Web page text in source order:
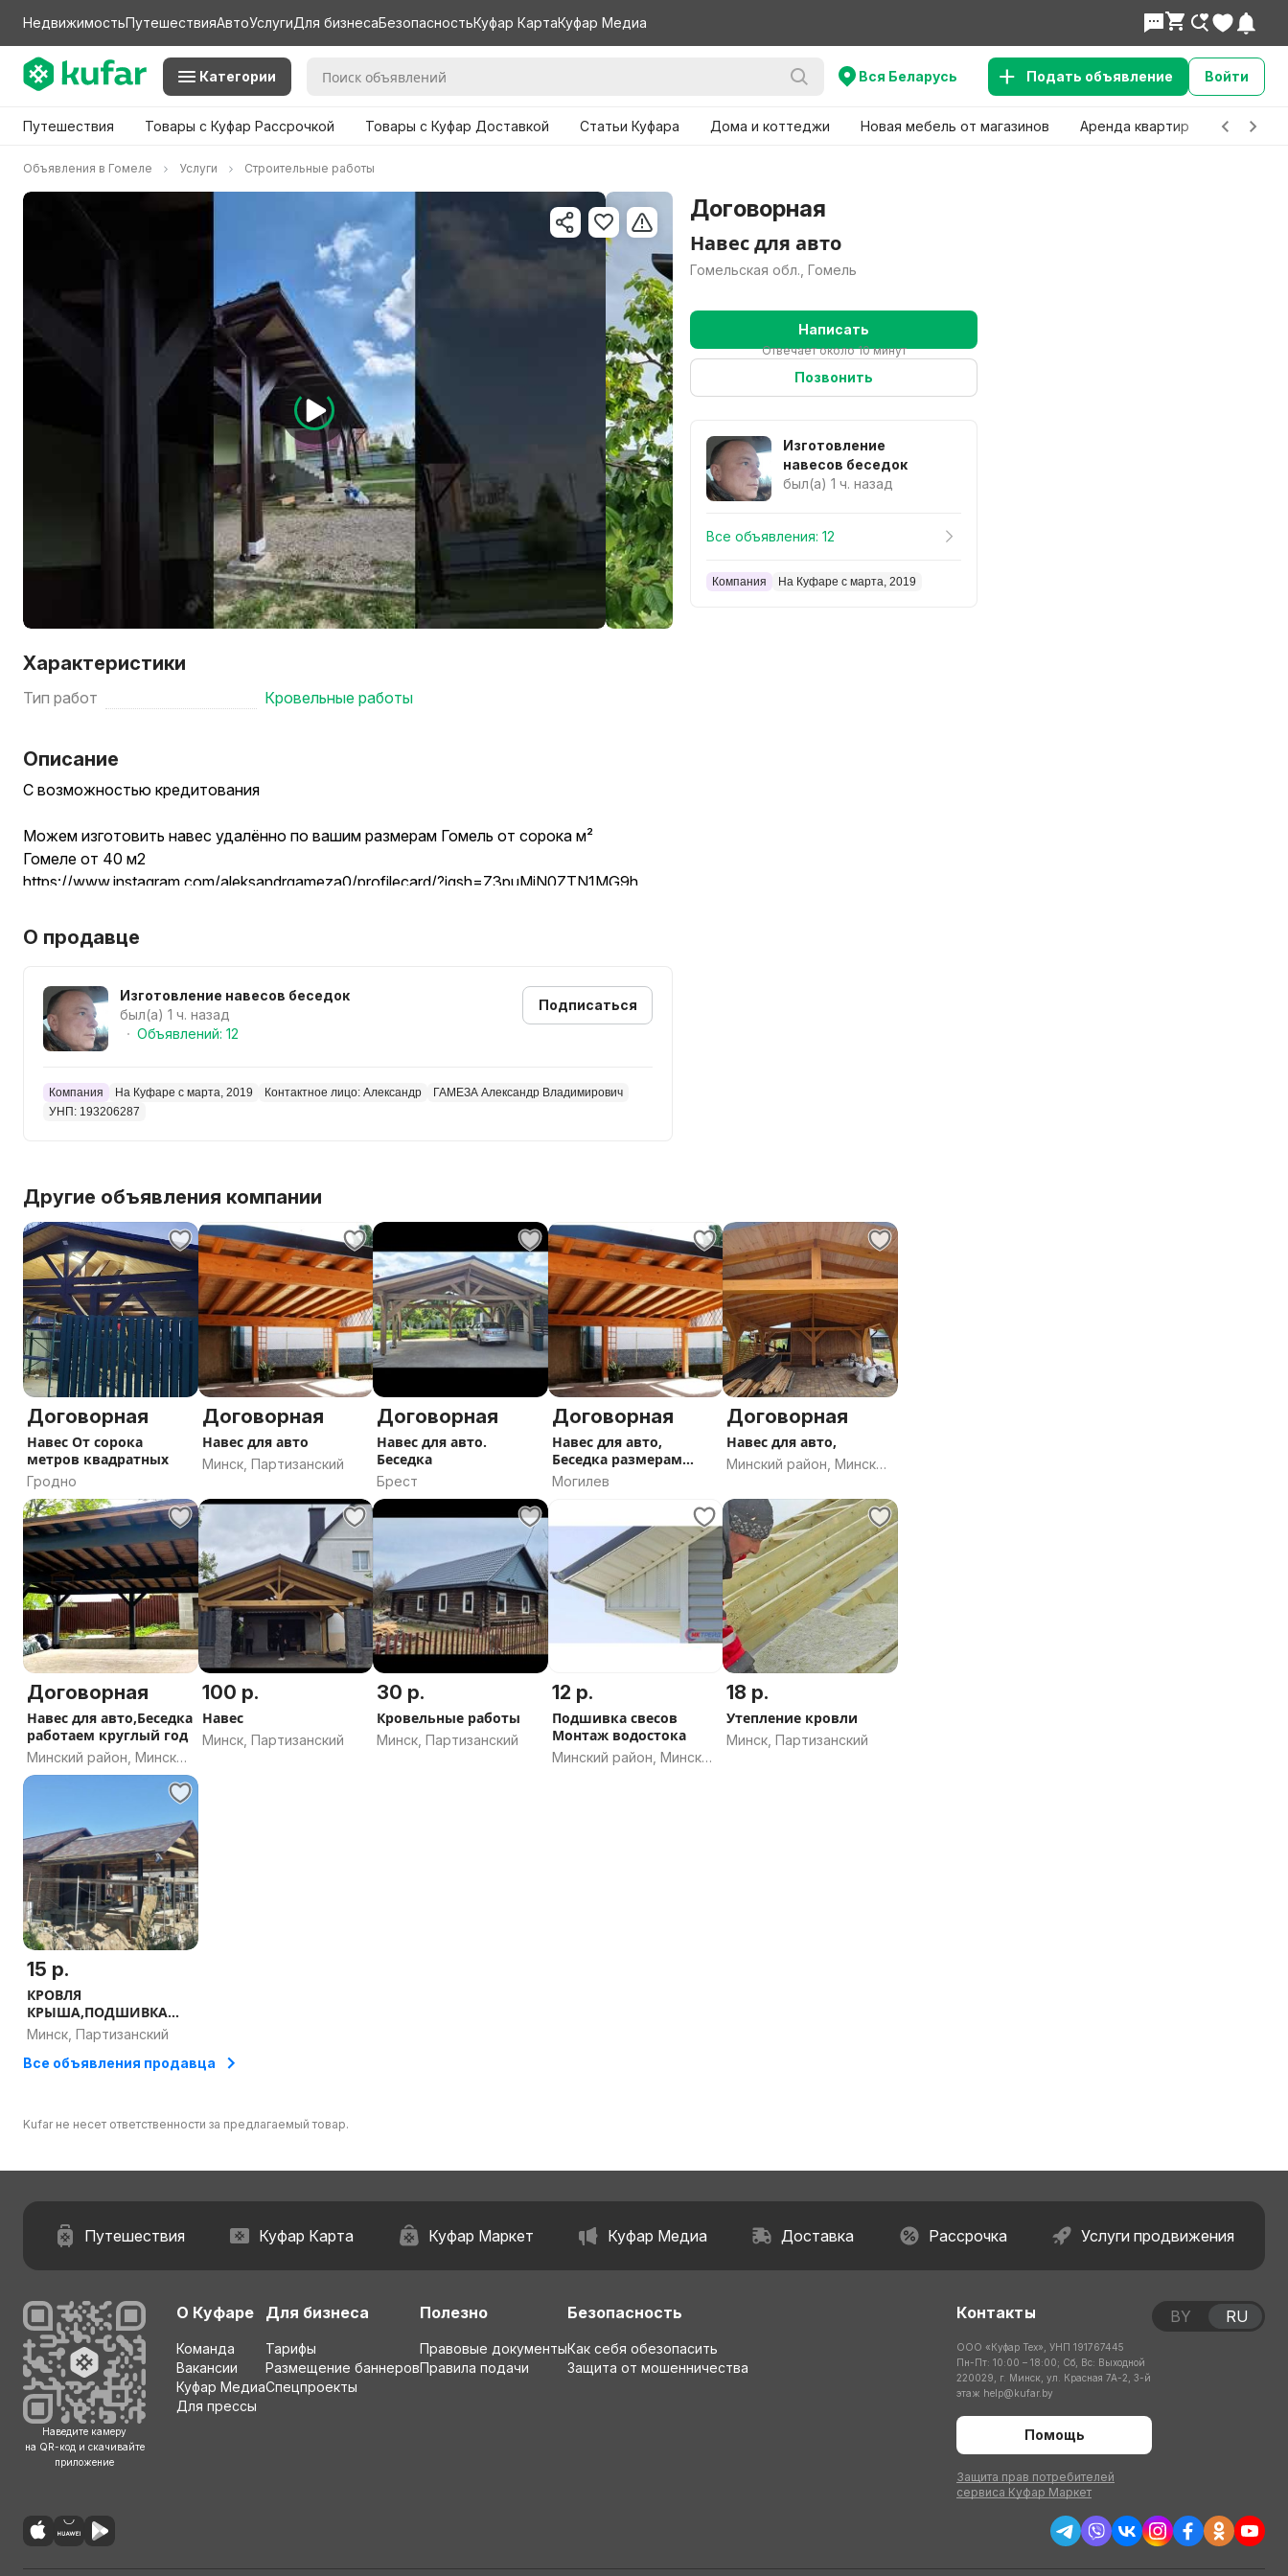
НедвижимостьПутешествияАвтоУслугиДля бизнесаБезопасностьКуфар КартаКуфар Медиа
Категории Вся Беларусь Подать объявление Войти
Путешествия Товары с Куфар Рассрочкой Товары с Куфар Доставкой Статьи Куфара Дома и коттеджи Новая мебель от магазинов Аренда квартир Детские
Объявления в Гомеле Услуги Строительные работы
Характеристики
Тип работ Кровельные работы
Описание
С возможностью кредитования
Можем изготовить навес удалённо по вашим размерам Гомель от сорока м²
Гомеле от 40 м2
https://www.instagram.com/aleksandrgameza0/profilecard/?igsh=Z3puMjN0ZTN1MG9h
Ютуб. Навес Александр Гамеза
О продавце
Изготовление навесов беседок
был(а) 1 ч. назад
Объявлений: 12
Подписаться
Компания На Куфаре с марта, 2019 Контактное лицо: Александр
ГАМЕЗА Александр Владимирович
УНП: 193206287
Другие объявления компании
Договорная
Навес От сорока
метров квадратных
Гродно
Договорная
Навес для авто
Минск, Партизанский
Договорная
Навес для авто.
Беседка
Брест
Договорная
Навес для авто,
Беседка размерам
круглый год
Могилев
Договорная
Навес для авто,
Минский район, Минская
Договорная
Навес для авто,Беседка
работаем круглый год
Минский район, Минская
область
100 р.
Навес
Минск, Партизанский
30 р.
Кровельные работы
Минск, Партизанский
12 р.
Подшивка свесов
Монтаж водостока
Минский район, Минская
18 р.
Утепление кровли
Минск, Партизанский
15 р.
КРОВЛЯ
КРЫША,ПОДШИВКА
СВЕСОВ,ВОДОСТОК,раб
отаем кр
Минск, Партизанский
Все объявления продавца
Kufar не несет ответственности за предлагаемый товар.
Договорная
Навес для авто
Гомельская обл., Гомель
Написать
Отвечает около 10 минут
Позвонить
Изготовление
навесов беседок
был(а) 1 ч. назад
Все объявления: 12
Компания На Куфаре с марта, 2019
Путешествия Куфар Карта Куфар Маркет Куфар Медиа Доставка Рассрочка Услуги продвижения
Наведите камеру
на QR-код и скачивайте
приложение
О Куфаре
Команда
Вакансии
Куфар Медиа
Для прессы
Для бизнеса
Тарифы
Размещение баннеров
Спецпроекты
Полезно
Правовые документы
Правила подачи
Безопасность
Как себя обезопасить
Защита от мошенничества
Контакты
ООО «Куфар Тех», УНП 191767445
Пн-Пт: 10:00 – 18:00; Сб, Вс: Выходной
220029, г. Минск, ул. Красная 7А-2, 3-й
этаж help@kufar.by
Помощь
Защита прав потребителей
сервиса Куфар Маркет
BY RU